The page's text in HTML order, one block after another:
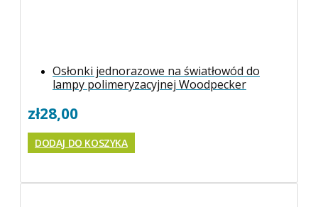
Osłonki jednorazowe na światłowód do
lampy polimeryzacyjnej Woodpecker
zł28,00
DODAJ DO KOSZYKA